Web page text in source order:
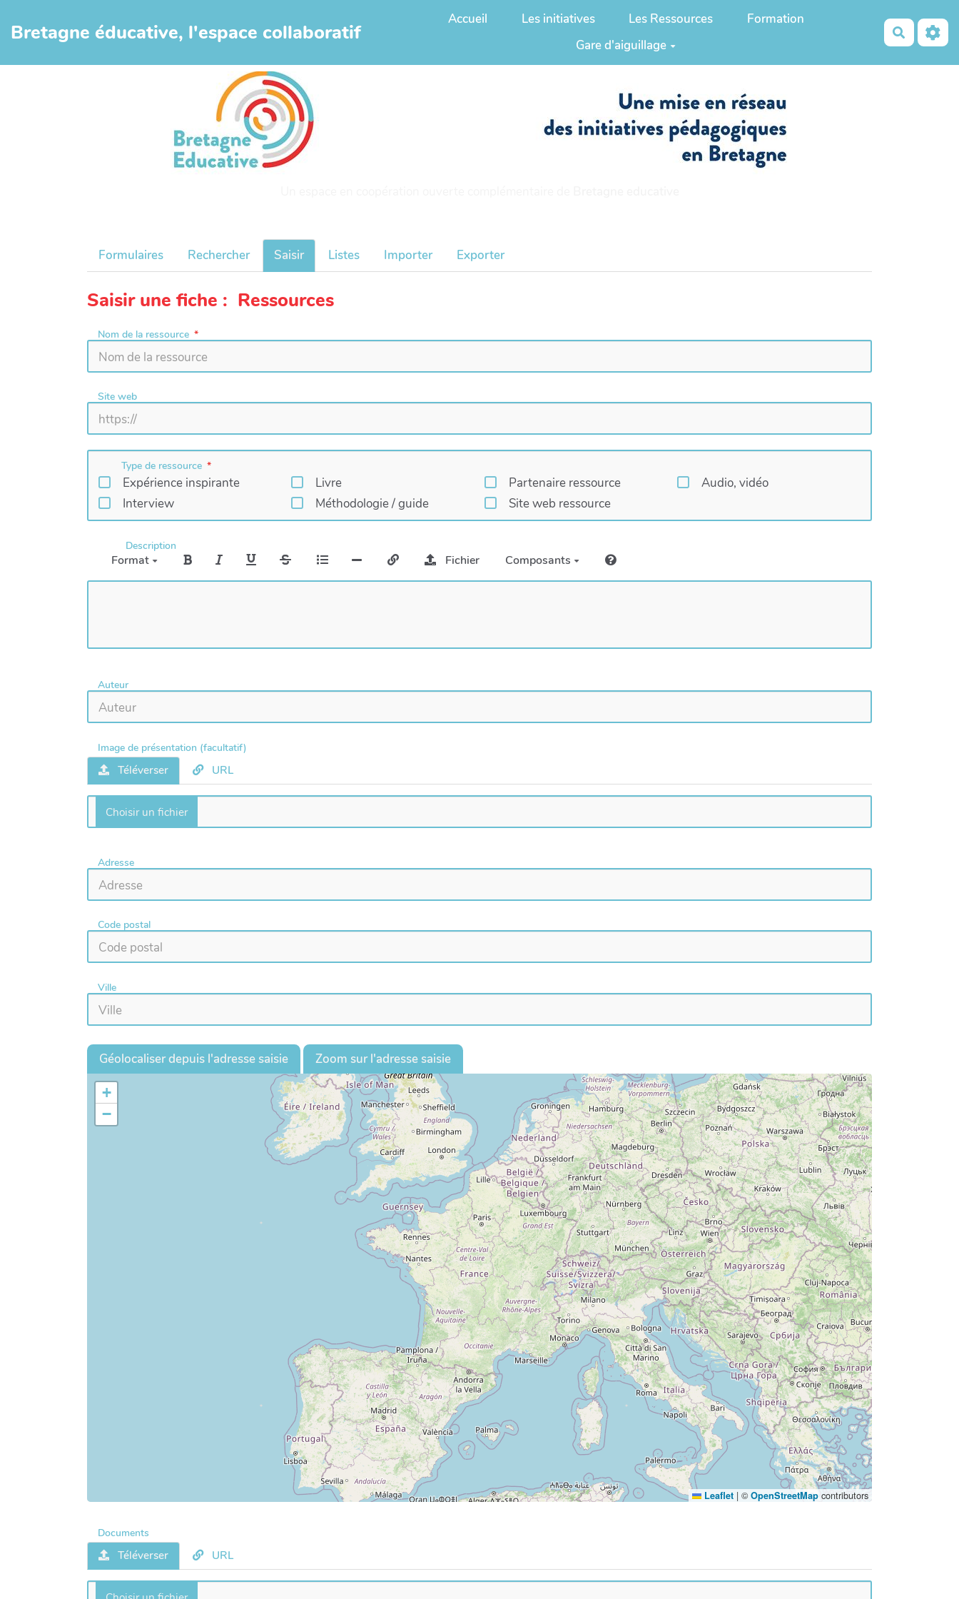
Bretagne éducative, l'espace collaboratif
Accueil Les initiatives Les Ressources
Formation
Gare d'aiguillage
Formulaires Rechercher Saisir Listes Importer Exporter
Saisir une fiche : Ressources
Nom de la ressource
Site web
Type de ressource
Expérience inspirante
Interview
Livre
Méthodologie / guide
Partenaire ressource
Site web ressource
Audio, vidéo
Description
Format Fichier Composants
Auteur
Image de présentation (facultatif)
Téléverser URL
Adresse
Code postal
Ville
Géolocaliser depuis l'adresse saisie Zoom sur l'adresse saisie
+
−
Leaflet | © OpenStreetMap contributors
Documents
Téléverser URL